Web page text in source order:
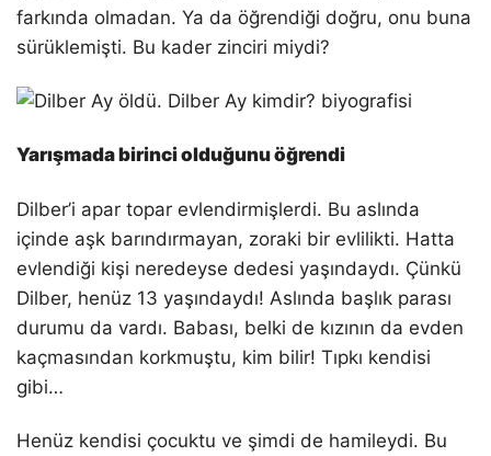
farkında olmadan. Ya da öğrendiği doğru, onu buna
sürüklemişti. Bu kader zinciri miydi?
Yarışmada birinci olduğunu öğrendi
Dilber’i apar topar evlendirmişlerdi. Bu aslında
içinde aşk barındırmayan, zoraki bir evlilikti. Hatta
evlendiği kişi neredeyse dedesi yaşındaydı. Çünkü
Dilber, henüz 13 yaşındaydı! Aslında başlık parası
durumu da vardı. Babası, belki de kızının da evden
kaçmasından korkmuştu, kim bilir! Tıpkı kendisi
gibi…
Henüz kendisi çocuktu ve şimdi de hamileydi. Bu